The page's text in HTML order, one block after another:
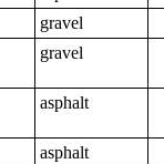
gravel
gravel
asphalt
asphalt